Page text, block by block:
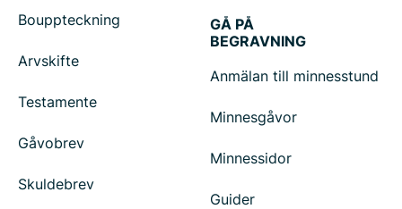
Bouppteckning
Arvskifte
Testamente
Gåvobrev
Skuldebrev
GÅ PÅ
BEGRAVNING
Anmälan till minnesstund
Minnesgåvor
Minnessidor
Guider